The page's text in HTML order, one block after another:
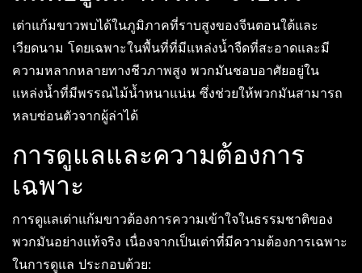
เต่าแก้มขาวพบได้ในภูมิภาคที่ราบสูงของจีนตอนใต้และ
เวียดนาม โดยเฉพาะในพื้นที่ที่มีแหล่งน้ำจืดที่สะอาดและมี
ความหลากหลายทางชีวภาพสูง พวกมันชอบอาศัยอยู่ใน
แหล่งน้ำที่มีพรรณไม้น้ำหนาแน่น ซึ่งช่วยให้พวกมันสามารถ
หลบซ่อนตัวจากผู้ล่าได้
การดูแลและความต้องการ
เฉพาะ
การดูแลเต่าแก้มขาวต้องการความเข้าใจในธรรมชาติของ
พวกมันอย่างแท้จริง เนื่องจากเป็นเต่าที่มีความต้องการเฉพาะ
ในการดูแล ประกอบด้วย: